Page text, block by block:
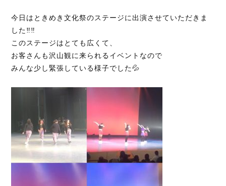
今日はときめき文化祭のステージに出演させていただきま
した‼️‼️
このステージはとても広くて、
お客さんも沢山観に来られるイベントなので
みんな少し緊張している様子でした💦